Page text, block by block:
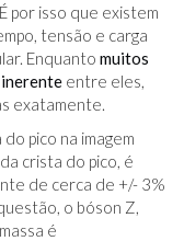
. É por isso que existem
tensão e carga
Enquanto muitos
inerente entre eles,
exatamente.
pico na imagem
crista do pico, é
de cerca de +/- 3%
o bóson Z,
é